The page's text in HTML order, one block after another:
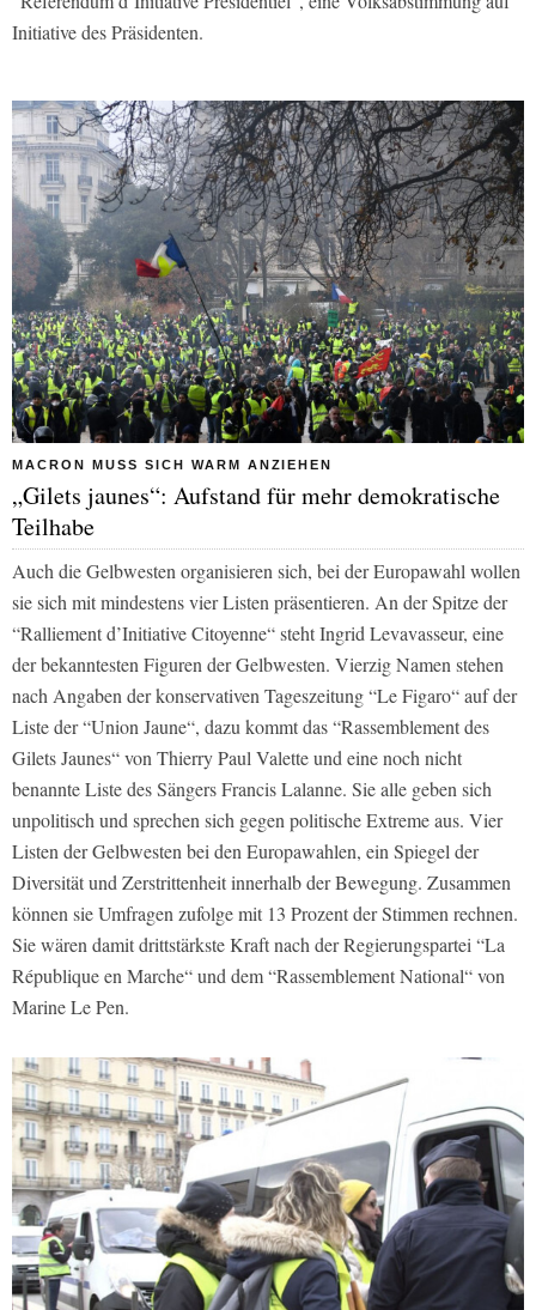
Initiative des Präsidenten.
MACRON MUSS SICH WARM ANZIEHEN
„Gilets jaunes“: Aufstand für mehr demokratische
Teilhabe
Auch die Gelbwesten organisieren sich, bei der Europawahl wollen
sie sich mit mindestens vier Listen präsentieren. An der Spitze der
“Ralliement d’Initiative Citoyenne“ steht Ingrid Levavasseur, eine
der bekanntesten Figuren der Gelbwesten. Vierzig Namen stehen
nach Angaben der konservativen Tageszeitung “Le Figaro“ auf der
Liste der “Union Jaune“, dazu kommt das “Rassemblement des
Gilets Jaunes“ von Thierry Paul Valette und eine noch nicht
benannte Liste des Sängers Francis Lalanne. Sie alle geben sich
unpolitisch und sprechen sich gegen politische Extreme aus. Vier
Listen der Gelbwesten bei den Europawahlen, ein Spiegel der
Diversität und Zerstrittenheit innerhalb der Bewegung. Zusammen
können sie Umfragen zufolge mit 13 Prozent der Stimmen rechnen.
Sie wären damit drittstärkste Kraft nach der Regierungspartei “La
République en Marche“ und dem “Rassemblement National“ von
Marine Le Pen.